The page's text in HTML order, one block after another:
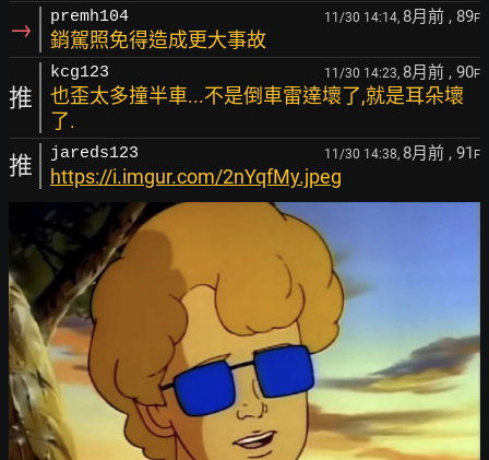
→ premh104 11/30 14:14, 8月前 , 89F
銷駕照免得造成更大事故
推
kcg123 11/30 14:23, 8月前 , 90F
也歪太多撞半車...不是倒車雷達壞了,就是耳朵壞
了.
推 jareds123 11/30 14:38, 8月前 , 91 F
https://i.imgur.com/2nYqfMy.jpeg